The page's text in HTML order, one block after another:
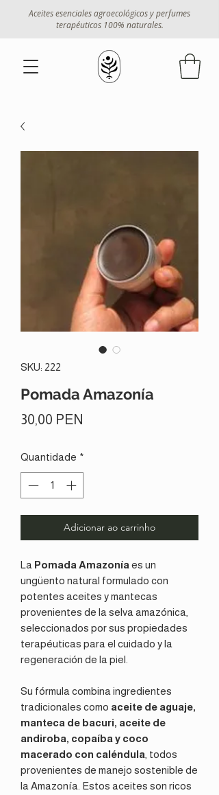
Aceites esenciales agroecológicos y perfumes
terapéuticos 100% naturales.
SKU: 222
Pomada Amazonía
30,00 PEN
Quantidade *
Adicionar ao carrinho
La Pomada Amazoníaes un
ungüento natural formulado con
potentes aceites y mantecas
provenientes de la selva amazónica,
seleccionados por sus propiedades
terapéuticas para el cuidado y la
regeneración de la piel.
Su fórmula combina ingredientes
tradicionales como aceite de aguaje,
manteca de bacuri, aceite de
andiroba, copaíba y coco
macerado con caléndula, todos
provenientes de manejo sostenible de
la Amazonía. Estos aceites son ricos